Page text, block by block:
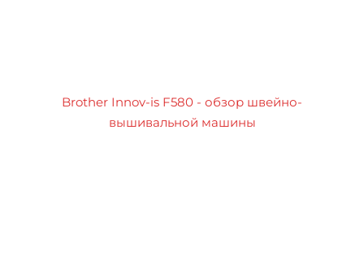
Brother Innov-is F580 - обзор швейно-
вышивальной машины